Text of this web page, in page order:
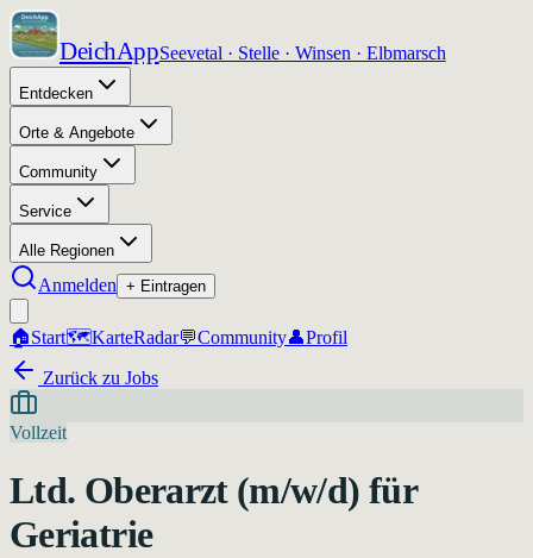
DeichAppSeevetal · Stelle · Winsen · Elbmarsch
Entdecken
Orte & Angebote
Community
Service
Alle Regionen
Anmelden + Eintragen
🏠Start🗺️KarteRadar💬Community👤Profil
Zurück zu Jobs
Vollzeit
Ltd. Oberarzt (m/w/d) für
Geriatrie